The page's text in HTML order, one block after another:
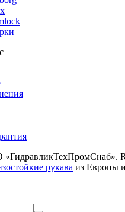
рукава из Европы